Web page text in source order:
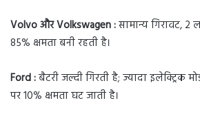
Volvo और Volkswagen :सामान्य गिरावट, 2
85% क्षमता बनी रहती है।
Ford :बैटरी जल्दी गिरती है; ज्यादा इलेक्ट्रिक
पर 10% क्षमता घट जाती है।